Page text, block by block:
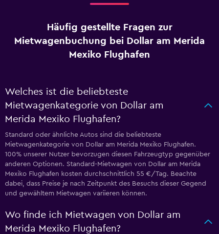
Häufig gestellte Fragen zur
Mietwagenbuchung bei Dollar am Merida
Mexiko Flughafen
Welches ist die beliebteste
Mietwagenkategorie von Dollar am
Merida Mexiko Flughafen?
Standard oder ähnliche Autos sind die beliebteste
Mietwagenkategorie von Dollar am Merida Mexiko Flughafen.
100% unserer Nutzer bevorzugen diesen Fahrzeugtyp gegenüber
anderen Optionen. Standard-Mietwagen von Dollar am Merida
Mexiko Flughafen kosten durchschnittlich 55 €/Tag. Beachte
dabei, dass Preise je nach Zeitpunkt des Besuchs dieser Gegend
und gewähltem Mietwagen variieren können.
Wo finde ich Mietwagen von Dollar am
Merida Mexiko Flughafen?